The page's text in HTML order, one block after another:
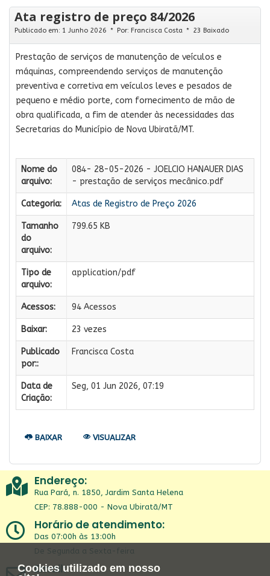
Cookies utilizado em nosso
Ata registro de preço 84/2026
Publicado em: 1 Junho 2026 Por: Francisca Costa 23 Baixado
Prestação de serviços de manutenção de veículos e
máquinas, compreendendo serviços de manutenção
preventiva e corretiva em veículos leves e pesados de
pequeno e médio porte, com fornecimento de mão de
obra qualificada, a fim de atender às necessidades das
Secretarias do Município de Nova Ubiratã/MT.
Nome do
arquivo:
084- 28-05-2026 - JOELCIO HANAUER DIAS
- prestação de serviços mecânico.pdf
Categoria: Atas de Registro de Preço 2026
Tamanho
do
arquivo:
799.65 KB
Tipo de
arquivo:
application/pdf
Acessos: 94 Acessos
Baixar: 23 vezes
Publicado
por::
Francisca Costa
Data de
Criação:
Seg, 01 Jun 2026, 07:19
BAIXAR VISUALIZAR
Endereço:
Rua Pará, n. 1850, Jardim Santa Helena
CEP: 78.888-000 - Nova Ubiratã/MT
Horário de atendimento:
Das 07:00h às 13:00h
De Segunda a Sexta-feira
Email: